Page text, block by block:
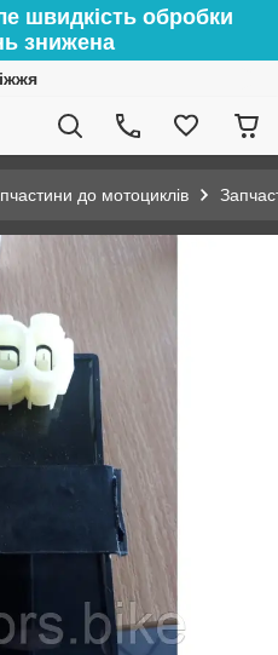
швидкість обробки
знижена
до мотоциклів